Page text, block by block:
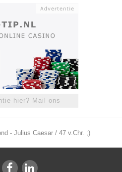
hier? Mail ons
- Julius Caesar / 47 v.Chr. ;)